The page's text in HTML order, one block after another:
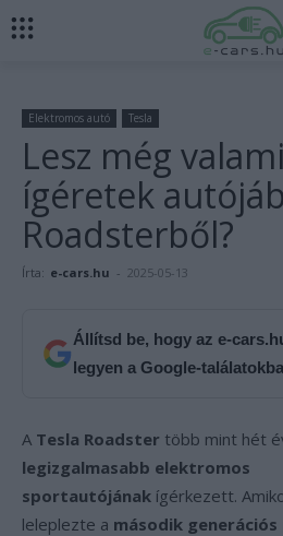
Elektromos autó Tesla
Lesz még
ígéretek
Roadsterből?
Írta: e-cars.hu - 2025-05-13
Állítsd be, hogy az e-
legyen a Google-
A Tesla Roadster több mint hét
legizgalmasabb elektromos
sportautójának ígérkezett.
leleplezte a második